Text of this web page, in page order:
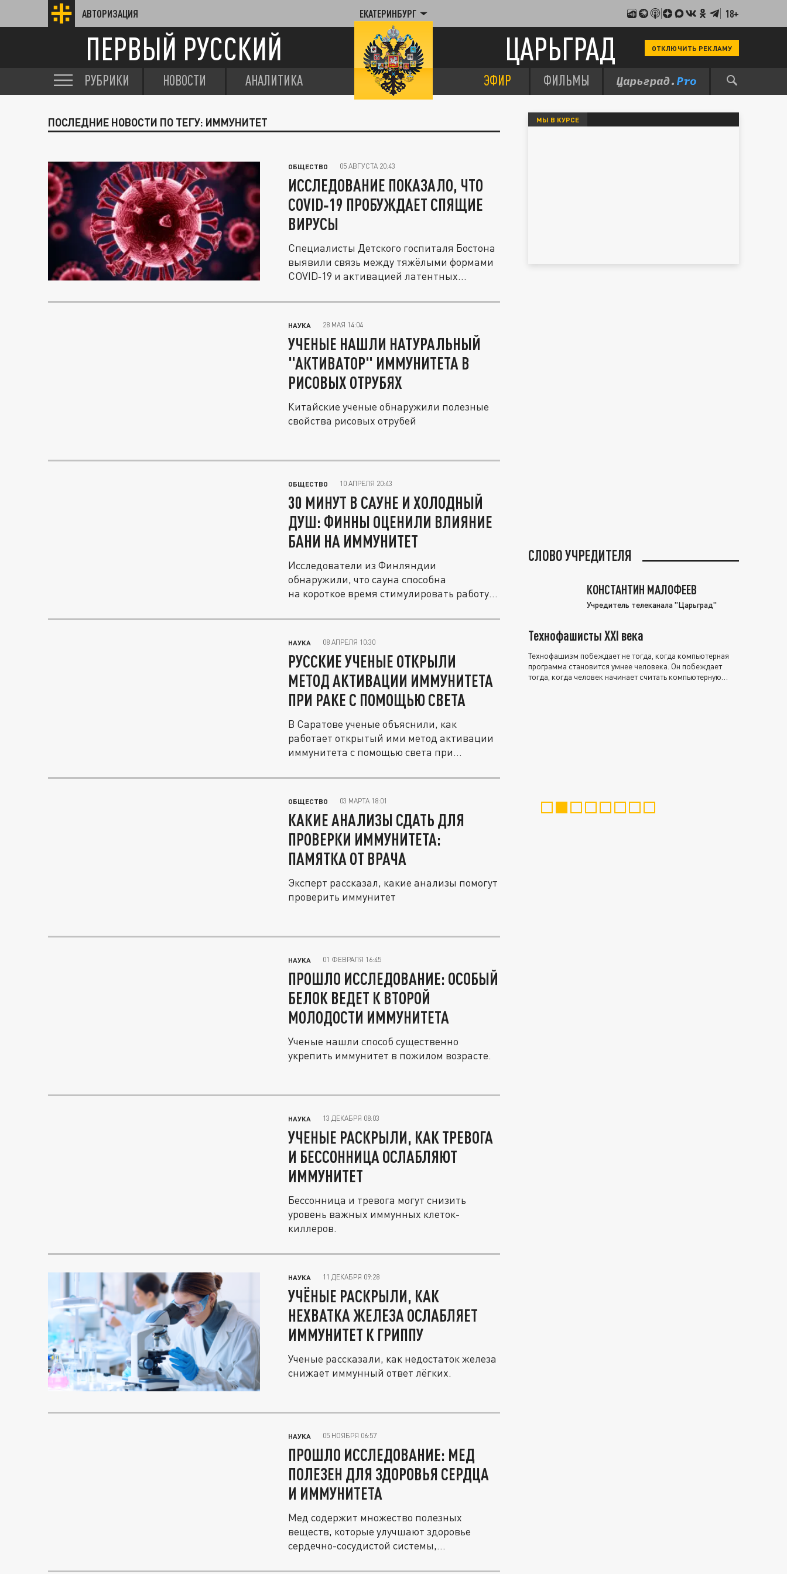
АВТОРИЗАЦИЯ ЕКАТЕРИНБУРГ 18+
ПЕРВЫЙ РУССКИЙ ЦАРЬГРАД ОТКЛЮЧИТЬ РЕКЛАМУ
РУБРИКИ НОВОСТИ АНАЛИТИКА ЭФИР ФИЛЬМЫ
ПОСЛЕДНИЕ НОВОСТИ ПО ТЕГУ: ИММУНИТЕТ
ОБЩЕСТВО 05 АВГУСТА 20:43
ИССЛЕДОВАНИЕ ПОКАЗАЛО, ЧТО
COVID‑19 ПРОБУЖДАЕТ СПЯЩИЕ
ВИРУСЫ
Специалисты Детского госпиталя Бостона
выявили связь между тяжёлыми формами
COVID‑19 и активацией латентных...
НАУКА 28 МАЯ 14:04
УЧЕНЫЕ НАШЛИ НАТУРАЛЬНЫЙ
"АКТИВАТОР" ИММУНИТЕТА В
РИСОВЫХ ОТРУБЯХ
Китайские ученые обнаружили полезные
свойства рисовых отрубей
ОБЩЕСТВО 10 АПРЕЛЯ 20:43
30 МИНУТ В САУНЕ И ХОЛОДНЫЙ
ДУШ: ФИННЫ ОЦЕНИЛИ ВЛИЯНИЕ
БАНИ НА ИММУНИТЕТ
Исследователи из Финляндии
обнаружили, что сауна способна
на короткое время стимулировать работу
НАУКА 08 АПРЕЛЯ 10:30
РУССКИЕ УЧЕНЫЕ ОТКРЫЛИ
МЕТОД АКТИВАЦИИ ИММУНИТЕТА
ПРИ РАКЕ С ПОМОЩЬЮ СВЕТА
В Саратове ученые объяснили, как
работает открытый ими метод активации
иммунитета с помощью света при
ОБЩЕСТВО 03 МАРТА 18:01
КАКИЕ АНАЛИЗЫ СДАТЬ ДЛЯ
ПРОВЕРКИ ИММУНИТЕТА:
ПАМЯТКА ОТ ВРАЧА
Эксперт рассказал, какие анализы помогут
проверить иммунитет
НАУКА 01 ФЕВРАЛЯ 16:45
ПРОШЛО ИССЛЕДОВАНИЕ: ОСОБЫЙ
БЕЛОК ВЕДЕТ К ВТОРОЙ
МОЛОДОСТИ ИММУНИТЕТА
Ученые нашли способ существенно
укрепить иммунитет в пожилом возрасте.
НАУКА 13 ДЕКАБРЯ 08:03
УЧЕНЫЕ РАСКРЫЛИ, КАК ТРЕВОГА
И БЕССОННИЦА ОСЛАБЛЯЮТ
ИММУНИТЕТ
Бессонница и тревога могут снизить
уровень важных иммунных клеток-
киллеров.
НАУКА 11 ДЕКАБРЯ 09:28
УЧЁНЫЕ РАСКРЫЛИ, КАК
НЕХВАТКА ЖЕЛЕЗА ОСЛАБЛЯЕТ
ИММУНИТЕТ К ГРИППУ
Ученые рассказали, как недостаток железа
снижает иммунный ответ лёгких.
НАУКА 05 НОЯБРЯ 06:57
ПРОШЛО ИССЛЕДОВАНИЕ: МЕД
ПОЛЕЗЕН ДЛЯ ЗДОРОВЬЯ СЕРДЦА
И ИММУНИТЕТА
Мед содержит множество полезных
веществ, которые улучшают здоровье
сердечно-сосудистой системы,
МЫ В КУРСЕ
СЛОВО УЧРЕДИТЕЛЯ
КОНСТАНТИН МАЛОФЕЕВ
Учредитель телеканала "Царьград"
Технофашисты XXI века
Технофашизм побеждает не тогда, когда компьютерная
программа становится умнее человека. Он побеждает
тогда, когда человек начинает считать компьютерную